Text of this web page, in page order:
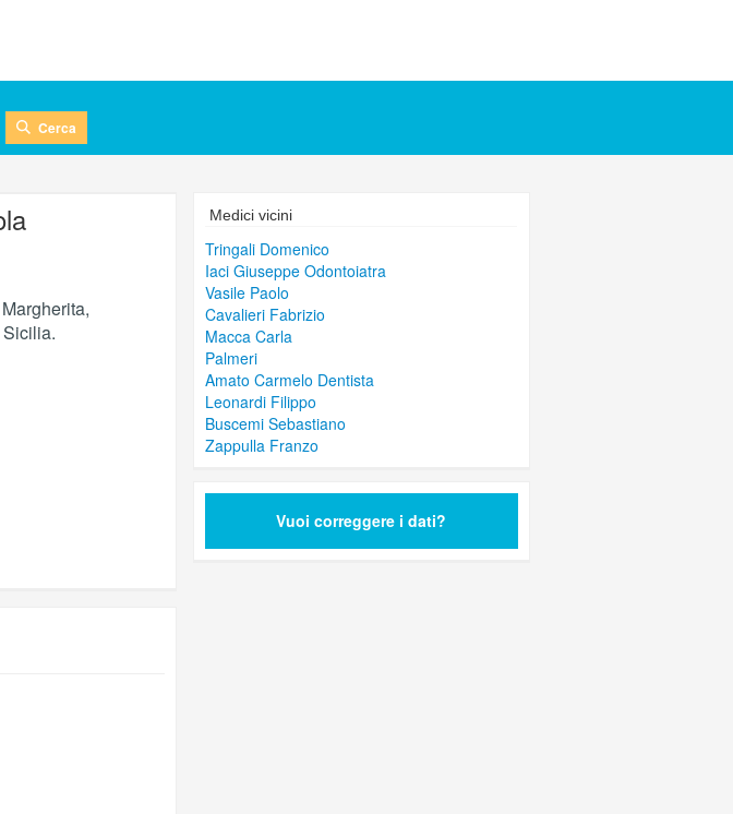
Cerca
Medici vicini
Tringali Domenico
Iaci Giuseppe Odontoiatra
Vasile Paolo
Cavalieri Fabrizio
Macca Carla
Palmeri
Amato Carmelo Dentista
Leonardi Filippo
Buscemi Sebastiano
Zappulla Franzo
Vuoi correggere i dati?